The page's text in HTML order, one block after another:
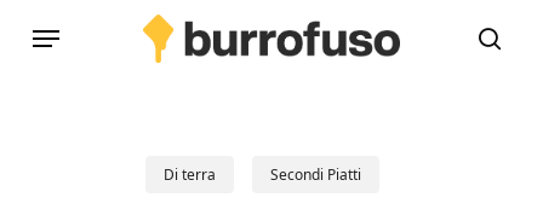
Menu
Di terra Secondi Piatti